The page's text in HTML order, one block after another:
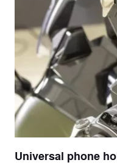
Universal phone